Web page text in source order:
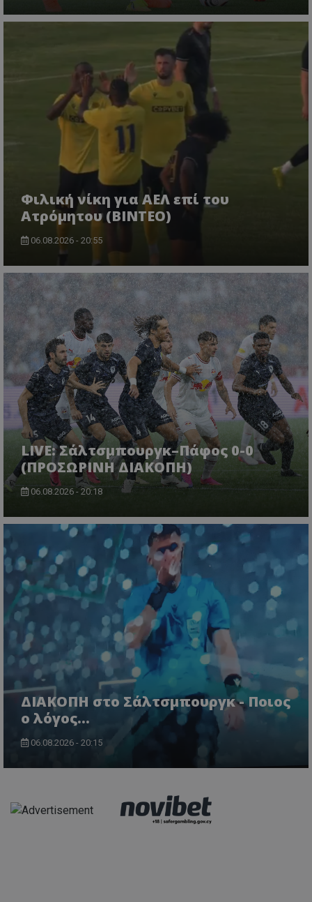
Φιλική νίκη για ΑΕΛ επί του
Ατρόμητου (BINTEO)
06.08.2026 - 20:55
LIVE: Σάλτσμπουργκ–Πάφος 0-0
(ΠΡΟΣΩΡΙΝΗ ΔΙΑΚΟΠΗ)
06.08.2026 - 20:18
ΔΙΑΚΟΠΗ στο Σάλτσμπουργκ - Ποιος
ο λόγος...
06.08.2026 - 20:15